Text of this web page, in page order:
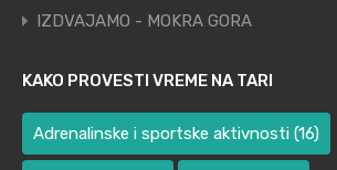
IZDVAJAMO - MOKRA GORA
KAKO PROVESTI VREME NA TARI
Adrenalinske i sportske aktivnosti (16)